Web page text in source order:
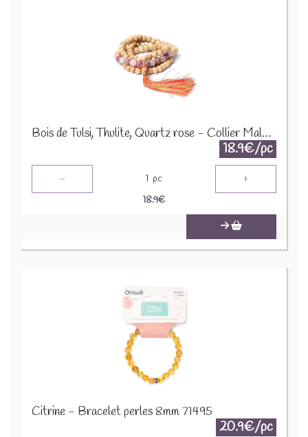
Bois de Tulsi, Thulite, Quartz rose - Collier Mala 12646
18.9€/pc
- 1 pc +
18.9€
Citrine - Bracelet perles 8mm 71495
20.9€/pc